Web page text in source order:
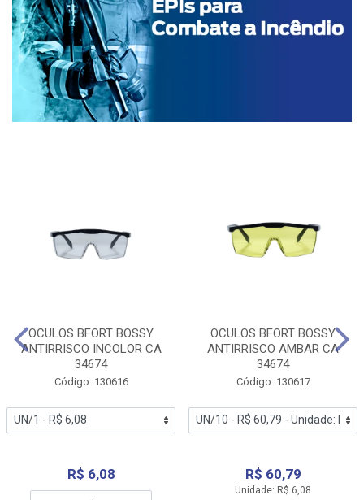
OCULOS BFORT BOSSY
ANTIRRISCO INCOLOR CA
34674
Código: 130616
R$ 6,08
OCULOS BFORT BOSSY
ANTIRRISCO AMBAR CA
34674
Código: 130617
R$ 60,79
Unidade: R$ 6,08